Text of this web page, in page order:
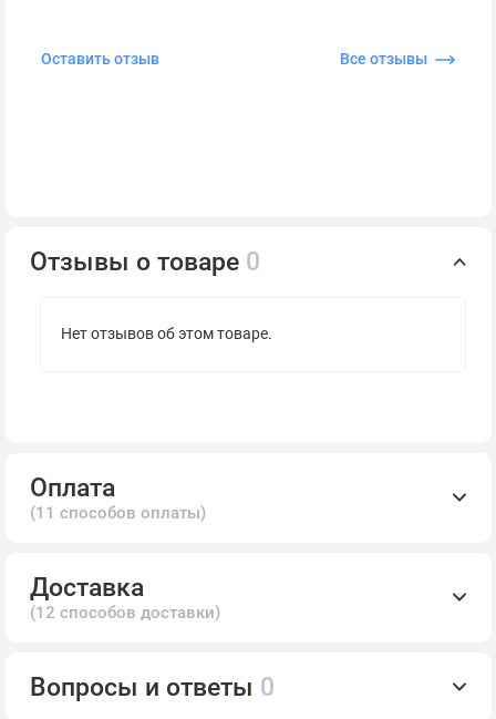
Оставить отзыв Все отзывы
Отзывы о товаре 0
Нет отзывов об этом товаре.
Оплата
(11 способов оплаты)
Доставка
(12 способов доставки)
Вопросы и ответы 0